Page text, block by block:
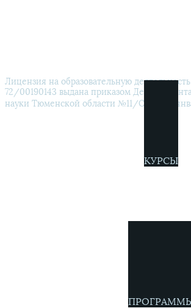
Лицензия на образовательную
72/00190143 выдана приказом
науки Тюменской области №11/ОД от 16
КУРСЫ